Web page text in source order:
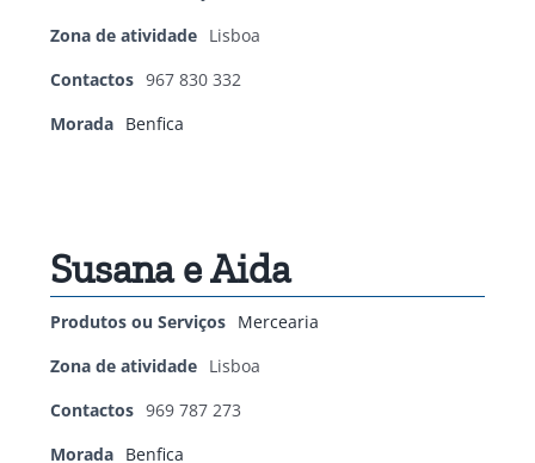
Zona de atividade Lisboa
Contactos 967 830 332
Morada Benfica
Susana e Aida
Produtos ou Serviços Mercearia
Zona de atividade Lisboa
Contactos 969 787 273
Morada Benfica